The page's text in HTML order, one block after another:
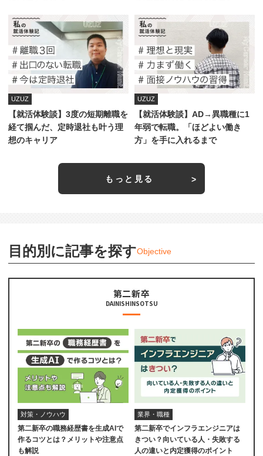
UZUZ
【就活体験談】3度の短期離職を
経て掴んだ、定時退社も叶う理
想のキャリア
UZUZ
【就活体験談】AD→異職種に1
年弱で転職。「ほどよい働き
方」を手に入れるまで
もっと見る
目的別に記事を探すObjective
第二新卒
DAINISHINSOTSU
対策・ノウハウ
第二新卒の職務経歴書を生成AIで
作るコツとは？メリットや注意点
も解説
業界・職種
第二新卒でインフラエンジニアは
きつい？向いている人・失敗する
人の違いと内定獲得のポイント